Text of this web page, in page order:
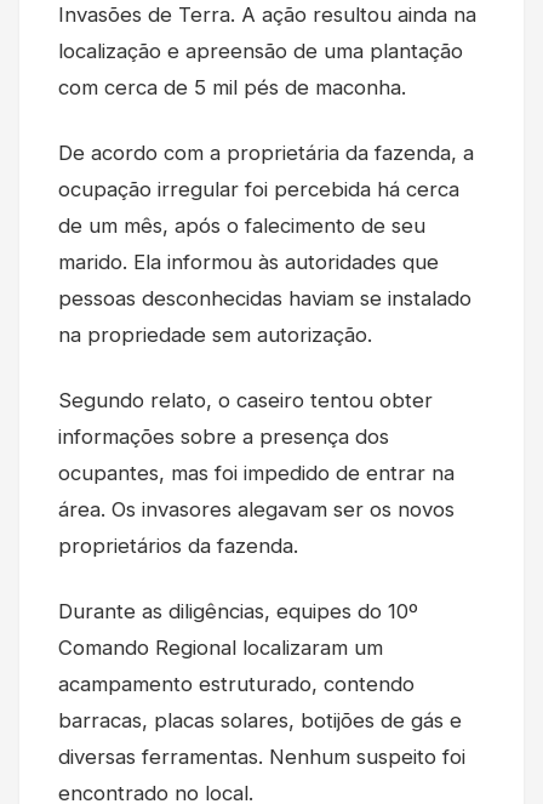
Invasões de Terra. A ação resultou ainda na
localização e apreensão de uma plantação
com cerca de 5 mil pés de maconha.
De acordo com a proprietária da fazenda, a
ocupação irregular foi percebida há cerca
de um mês, após o falecimento de seu
marido. Ela informou às autoridades que
pessoas desconhecidas haviam se instalado
na propriedade sem autorização.
Segundo relato, o caseiro tentou obter
informações sobre a presença dos
ocupantes, mas foi impedido de entrar na
área. Os invasores alegavam ser os novos
proprietários da fazenda.
Durante as diligências, equipes do 10º
Comando Regional localizaram um
acampamento estruturado, contendo
barracas, placas solares, botijões de gás e
diversas ferramentas. Nenhum suspeito foi
encontrado no local.